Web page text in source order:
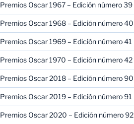
Premios Oscar 1967 – Edición número 39
Premios Oscar 1968 – Edición número 40
Premios Oscar 1969 – Edición número 41
Premios Oscar 1970 – Edición número 42
Premios Oscar 2018 – Edición número 90
Premios Oscar 2019 – Edición número 91
Premios Oscar 2020 – Edición número 92